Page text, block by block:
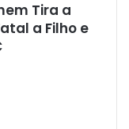
Tira a
a Filho e